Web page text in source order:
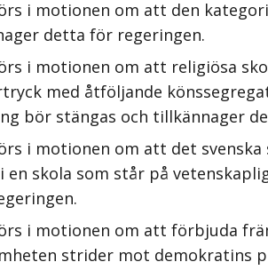
i motionen om att den
detta för regeringen.
i motionen om att religiösa
med åtföljande
bör stängas och tillkännager
i motionen om att det
skola som står på
i motionen om att förbjuda
strider mot